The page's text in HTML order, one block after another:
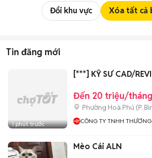
Đổi khu vực Xóa tất cả
Tin đăng mới
1 phút trước
[***] KỸ SƯ CAD/
Đến 20 triệu/tháng
Phường Hoà Phú (P.
CÔNG TY TNHH THƯƠNG
Mèo Cái ALN